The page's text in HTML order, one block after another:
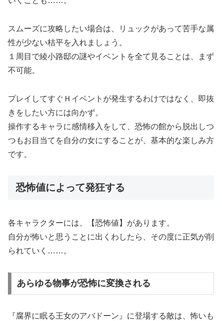
スムーズに攻略したい場合は、リュックがあって苦手な属
性が少ない桔平を入れましょう。
１周目で綾小路邸の謎やイベントを全て見ることは、まず
不可能。
プレイしてすぐＨイベントが発生するわけではなく、即抜
きをしたい方には向かず。
操作するキャラに感情移入をして、恐怖の館から脱出しつ
つもお目当てを自分の女にすることが、基本的な楽しみ方
です。
恐怖値によって発狂する
各キャラクターには、【恐怖値】があります。
自分が怖いと思うことに出くわしたら、その度に正気が削
られていく……。
あらゆる物事が恐怖に変換される
『腐界に眠る王女のアバドーン』に登場する敵は、怖いも